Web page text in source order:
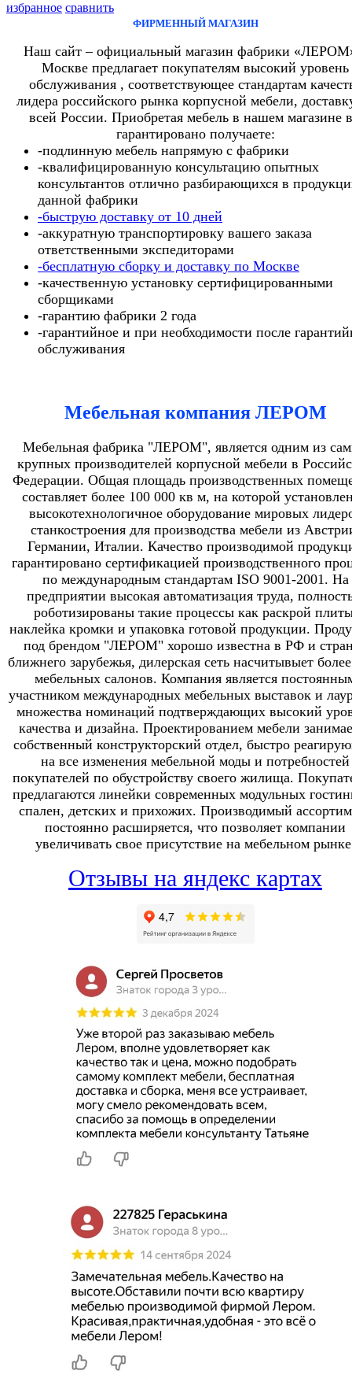
избранное сравнить
ФИРМЕННЫЙ МАГАЗИН
Наш сайт – официальный магазин фабрики
Москве предлагает покупателям высокий уровень
обслуживания , соответствующее стандартам
лидера российского рынка корпусной мебели,
всей России. Приобретая мебель в нашем магазине
гарантировано получаете:
-подлинную мебель напрямую с фабрики
-квалифицированную консультацию опытных
консультантов отлично разбирающихся в
данной фабрики
-быструю доставку от 10 дней
-аккуратную транспортировку вашего заказа
ответственными экспедиторами
-бесплатную сборку и доставку по Москве
-качественную установку сертифицированными
сборщиками
-гарантию фабрики 2 года
-гарантийное и при необходимости после
обслуживания
Мебельная компания ЛЕРОМ
Мебельная фабрика "ЛЕРОМ", является одним из
крупных производителей корпусной мебели в
Федерации. Общая площадь производственных
составляет более 100 000 кв м, на которой
высокотехнологичное оборудование мировых
станкостроения для производства мебели из
Германии, Италии. Качество производимой
гарантировано сертификацией производственного
по международным стандартам ISO 9001-2001. На
предприятии высокая автоматизация труда,
роботизированы такие процессы как раскрой
наклейка кромки и упаковка готовой продукции.
под брендом "ЛЕРОМ" хорошо известна в РФ и
ближнего зарубежья, дилерская сеть насчитывыет
мебельных салонов. Компания является
участником международных мебельных выставок и
множества номинаций подтверждающих высокий
качества и дизайна. Проектированием мебели
собственный конструкторский отдел, быстро
на все изменения мебельной моды и потребностей
покупателей по обустройству своего жилища.
предлагаются линейки современных модульных
спален, детских и прихожих. Производимый
постоянно расширяется, что позволяет компании
увеличивать свое присутствие на мебельном
Отзывы на яндекс картах